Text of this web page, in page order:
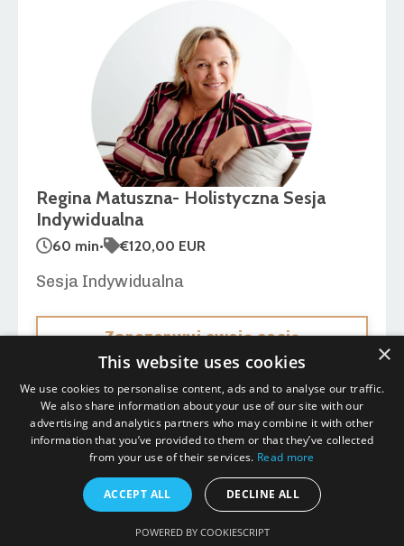
Regina Matuszna- Holistyczna Sesja
Indywidualna
60 min• €120,00 EUR
Sesja Indywidualna
Zarezerwuj swoją sesję
© 2026 Mindful Evolution. All Rights Reserved.
×
This website uses cookies
We use cookies to personalise content, ads and to analyse our traffic.
We also share information about your use of our site with our
advertising and analytics partners who may combine it with other
information that you’ve provided to them or that they’ve collected
from your use of their services. Read more
ACCEPT ALL DECLINE ALL
POWERED BY COOKIESCRIPT